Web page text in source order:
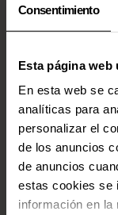
Consentimiento
Esta página web
En esta web se
analíticas para
personalizar el
de los anuncios
de anuncios
estas cookies se
información en la